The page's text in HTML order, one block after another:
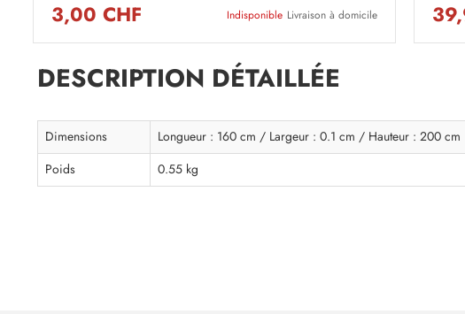
3,00 CHF Indisponible Livraison à domicile
DESCRIPTION DÉTAILLÉE
Dimensions
Longueur : 160 cm / Largeur : 0.1 cm / Hauteur : 200 cm
Poids
0.55 kg